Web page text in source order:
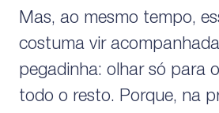
Mas, ao mesmo tempo,
costuma vir
pegadinha: olhar só para
todo o resto. Porque, na